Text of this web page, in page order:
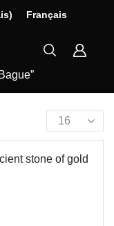
) Français